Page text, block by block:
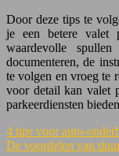
Door deze tips te
je een betere valet
waardevolle
documenteren, de
te volgen en vroeg te
voor detail kan valet
parkeerdiensten
4 tips voor auto-
De voordelen van